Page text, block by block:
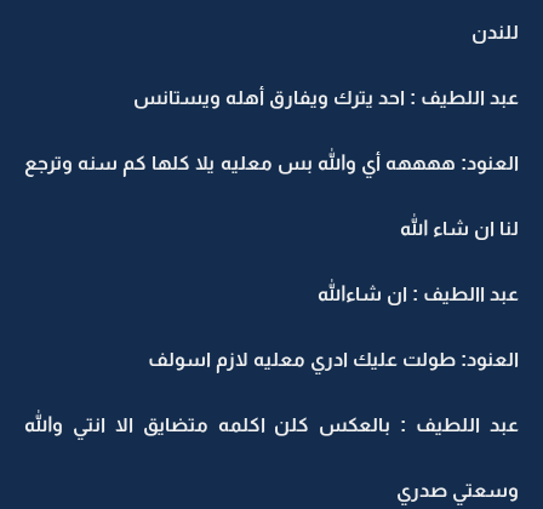
للندن
عبد اللطيف : احد يترك ويفارق أهله ويستانس
العنود: ههههه أي والله بس معليه يلا كلها كم سنه وترجع
لنا ان شاء الله
عبد االطيف : ان شاءالله
العنود: طولت عليك ادري معليه لازم اسولف
عبد اللطيف : بالعكس كلن اكلمه متضايق الا انتي والله
وسعتي صدري